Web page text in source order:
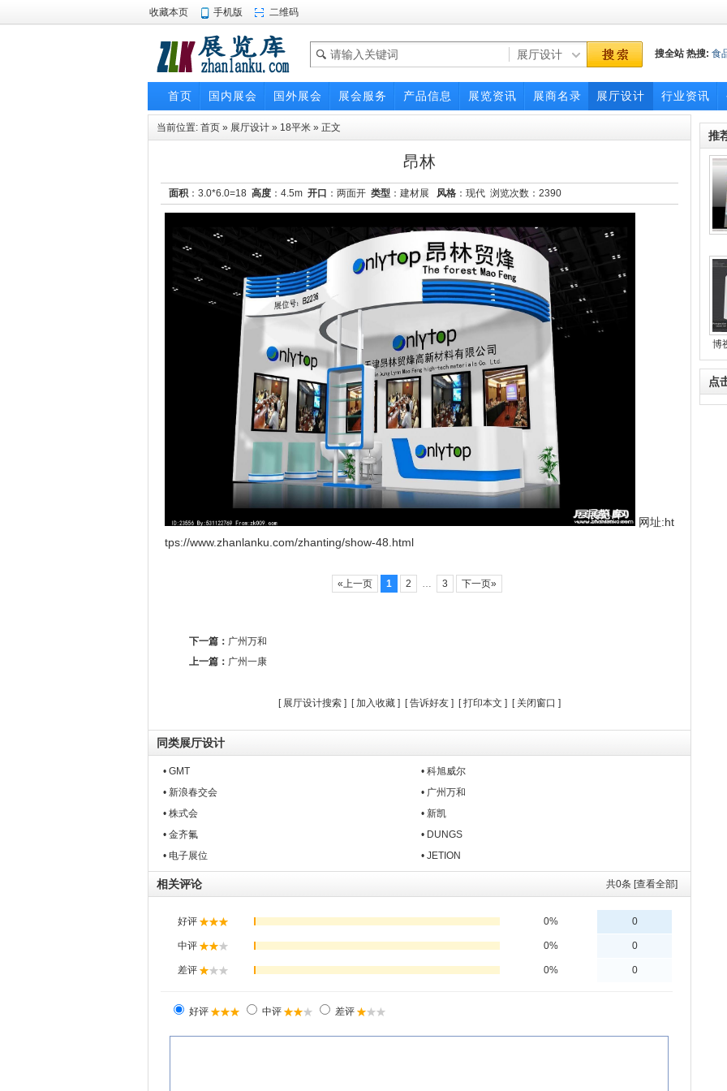
收藏本页 手机版 二维码
搜全站 热搜: 食
首页 国内展会 国外展会 展会服务 产品信息 展览资讯 展商名录 展厅设计 行业资讯
当前位置: 首页 » 展厅设计 » 18平米 » 正文
昂林
面积 ：3.0*6.0=18 高度 ：4.5m 开口 ：两面开 类型 ：建材展 风格 ：现代 浏览次数： 2390
网址:ht
tps://www.zhanlanku.com/zhanting/show-48.html
«上一页 1 2 3 下一页»
下一篇： 广州万和
上一篇： 广州一康
[ 展厅设计搜索 ] [加入收藏 ] [告诉好友 ] [打印本文 ] [ 关闭窗口 ]
同类展厅设计
• GMT
• 科旭威尔
• 新浪春交会
• 广州万和
• 株式会
• 新凯
• 金齐氟
• DUNGS
• 电子展位
• JETION
共0条 [查看全部]
相关评论
推
博
点